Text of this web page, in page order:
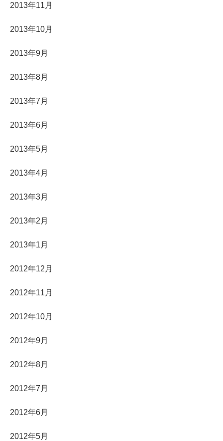
2013年11月
2013年10月
2013年9月
2013年8月
2013年7月
2013年6月
2013年5月
2013年4月
2013年3月
2013年2月
2013年1月
2012年12月
2012年11月
2012年10月
2012年9月
2012年8月
2012年7月
2012年6月
2012年5月